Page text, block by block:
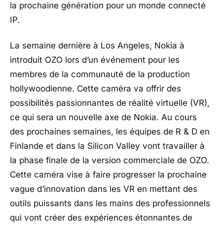
la prochaine génération pour un monde connecté
IP.
La semaine dernière à Los Angeles, Nokia à
introduit OZO lors d’un événement pour les
membres de la communauté de la production
hollywoodienne. Cette caméra va offrir des
possibilités passionnantes de réalité virtuelle (VR),
ce qui sera un nouvelle axe de Nokia. Au cours
des prochaines semaines, les équipes de R & D en
Finlande et dans la Silicon Valley vont travailler à
la phase finale de la version commerciale de OZO.
Cette caméra vise à faire progresser la prochaine
vague d’innovation dans les VR en mettant des
outils puissants dans les mains des professionnels
qui vont créer des expériences étonnantes de